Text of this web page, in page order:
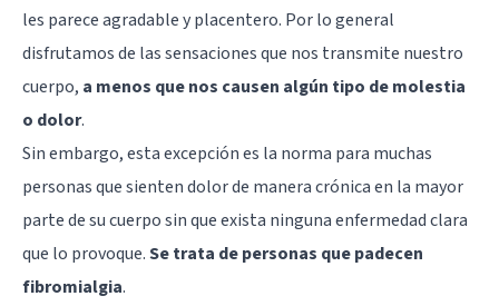
les parece agradable y placentero. Por lo general
disfrutamos de las sensaciones que nos transmite nuestro
cuerpo, a menos que nos causen algún tipo de molestia
o dolor.
Sin embargo, esta excepción es la norma para muchas
personas que sienten dolor de manera crónica en la mayor
parte de su cuerpo sin que exista ninguna enfermedad clara
que lo provoque.Se trata de personas que padecen
fibromialgia.